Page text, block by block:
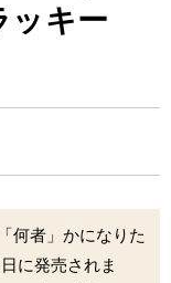
ッキー
何者」かになりた
に発売されま